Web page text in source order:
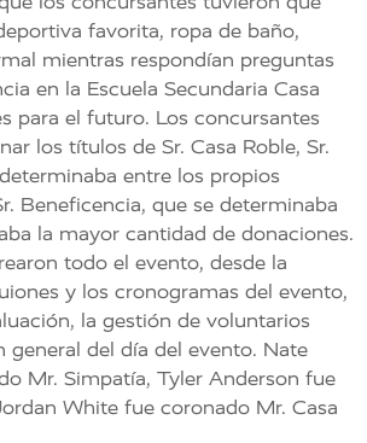
favorita, ropa de baño,
mientras respondían preguntas
en la Escuela Secundaria Casa
para el futuro. Los concursantes
los títulos de Sr. Casa Roble, Sr.
entre los propios
Beneficencia, que se determinaba
la mayor cantidad de donaciones.
todo el evento, desde la
y los cronogramas del evento,
la gestión de voluntarios
general del día del evento. Nate
Mr. Simpatía, Tyler Anderson fue
White fue coronado Mr. Casa